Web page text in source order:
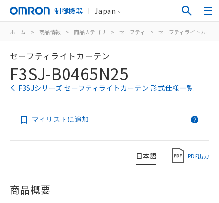
制御機器 Japan
ホーム > 商品情報 > 商品カテゴリ > セーフティ > セーフティライトカー
セーフティライトカーテン
F3SJ-B0465N25
F3SJシリーズ セーフティライトカーテン 形式仕様一覧
マイリストに追加
日本語 PDF出力
商品概要